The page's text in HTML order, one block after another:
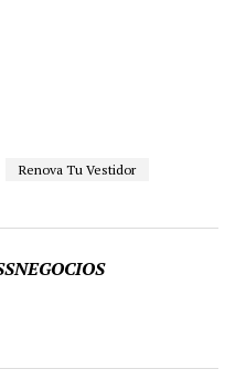
Renova Tu Vestidor